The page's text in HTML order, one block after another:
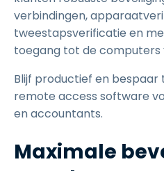
verbindingen,
tweestapsverificatie en
toegang tot de computers
Blijf productief en bespaar
remote access software
en accountants.
Maximale